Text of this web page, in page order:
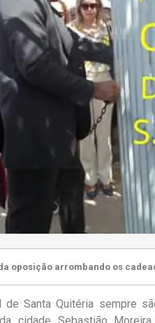
oposição arrombando os
Santa Quitéria sempre